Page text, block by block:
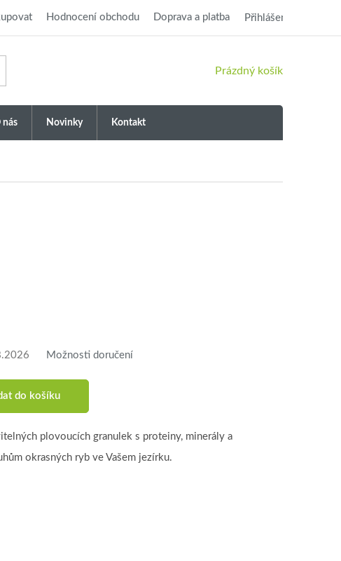
Hodnocení obchodu Doprava a platba Přihlášení
NÁKUPNÍ
Prázdný košík
nás Novinky Kontakt
Možnosti doručení
do košíku
plovoucích granulek s proteiny, minerály a
okrasných ryb ve Vašem jezírku.